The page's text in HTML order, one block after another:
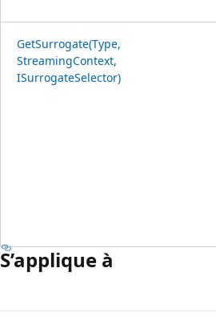
GetSurrogate(Type,
StreamingContext,
ISurrogateSelector)
S’applique à
lecture